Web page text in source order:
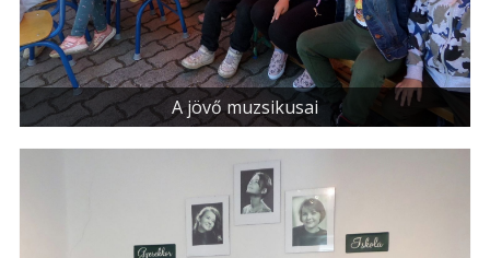
A jövő muzsikusai